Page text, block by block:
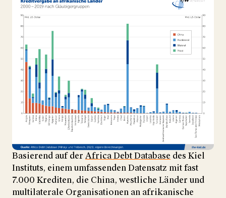
Basierend auf der Africa Debt Database des Kiel
Instituts, einem umfassenden Datensatz mit fast
7.000 Krediten, die China, westliche Länder und
multilaterale Organisationen an afrikanische